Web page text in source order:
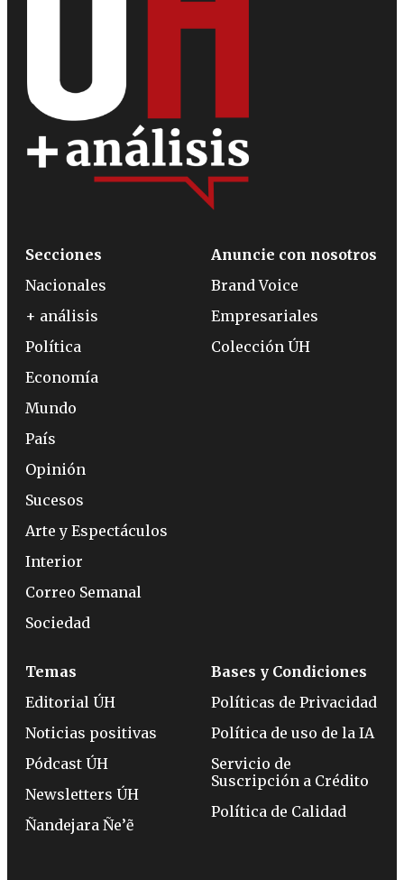
Secciones
Nacionales
+ análisis
Política
Economía
Mundo
País
Opinión
Sucesos
Arte y Espectáculos
Interior
Correo Semanal
Sociedad
Anuncie con nosotros
Brand Voice
Empresariales
Colección ÚH
Temas
Editorial ÚH
Noticias positivas
Pódcast ÚH
Newsletters ÚH
Ñandejara Ñe’ẽ
Bases y Condiciones
Políticas de Privacidad
Política de uso de la IA
Servicio de
Suscripción a Crédito
Política de Calidad